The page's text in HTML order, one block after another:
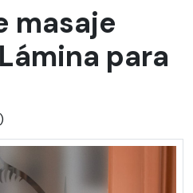
masaje
para